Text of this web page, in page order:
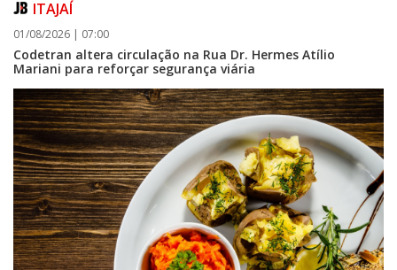
ITAJAÍ
01/08/2026 | 07:00
Codetran altera circulação na Rua Dr. Hermes Atílio
Mariani para reforçar segurança viária